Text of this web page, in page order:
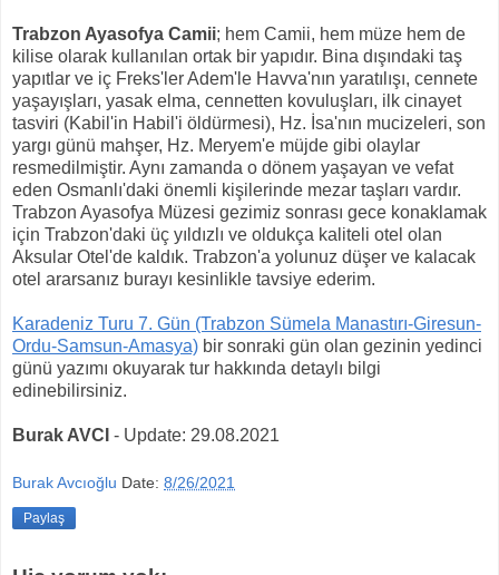
Trabzon Ayasofya Camii; hem Camii, hem müze hem de
kilise olarak kullanılan ortak bir yapıdır. Bina dışındaki taş
yapıtlar ve iç Freks'ler Adem'le Havva'nın yaratılışı, cennete
yaşayışları, yasak elma, cennetten kovuluşları, ilk cinayet
tasviri (Kabil'in Habil'i öldürmesi), Hz. İsa'nın mucizeleri, son
yargı günü mahşer, Hz. Meryem'e müjde gibi olaylar
resmedilmiştir. Aynı zamanda o dönem yaşayan ve vefat
eden Osmanlı'daki önemli kişilerinde mezar taşları vardır.
Trabzon Ayasofya Müzesi gezimiz sonrası gece konaklamak
için Trabzon'daki üç yıldızlı ve oldukça kaliteli otel olan
Aksular Otel'de kaldık. Trabzon'a yolunuz düşer ve kalacak
otel ararsanız burayı kesinlikle tavsiye ederim.
Karadeniz Turu 7. Gün (Trabzon Sümela Manastırı-Giresun-
Ordu-Samsun-Amasya) bir sonraki gün olan gezinin yedinci
günü yazımı okuyarak tur hakkında detaylı bilgi
edinebilirsiniz.
Burak AVCI - Update: 29.08.2021
Burak Avcıoğlu Date: 8/26/2021
Paylaş